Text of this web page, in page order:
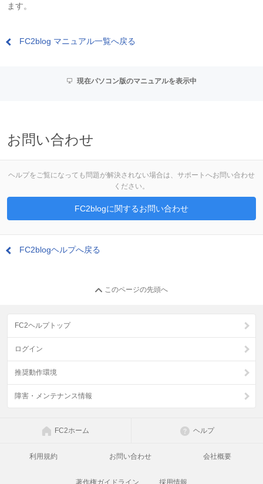
ます。
FC2blog マニュアル一覧へ戻る
現在パソコン版のマニュアルを表示中
お問い合わせ
ヘルプをご覧になっても問題が解決されない場合は、サポートへお問い合わせ
ください。
FC2blogに関するお問い合わせ
FC2blogヘルプへ戻る
このページの先頭へ
FC2ヘルプトップ
ログイン
推奨動作環境
障害・メンテナンス情報
FC2ホーム ヘルプ
利用規約 お問い合わせ 会社概要
著作権ガイドライン 採用情報